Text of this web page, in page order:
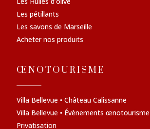
Les pétillants
Les savons de Marseille
Acheter nos produits
ŒNOTOURISME
Villa Bellevue • Château Calissanne
Villa Bellevue • Évènements œnotourisme
Privatisation